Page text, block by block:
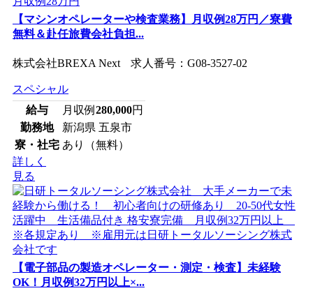
【マシンオペレーターや検査業務】月収例28万円／寮費
無料＆赴任旅費会社負担...
株式会社BREXA Next 求人番号：G08-3527-02
スペシャル
給与
月収例 280,000円
勤務地
新潟県 五泉市
寮・社宅 あり（無料）
詳しく
見る
【電子部品の製造オペレーター・測定・検査】未経験
OK！月収例32万円以上×...